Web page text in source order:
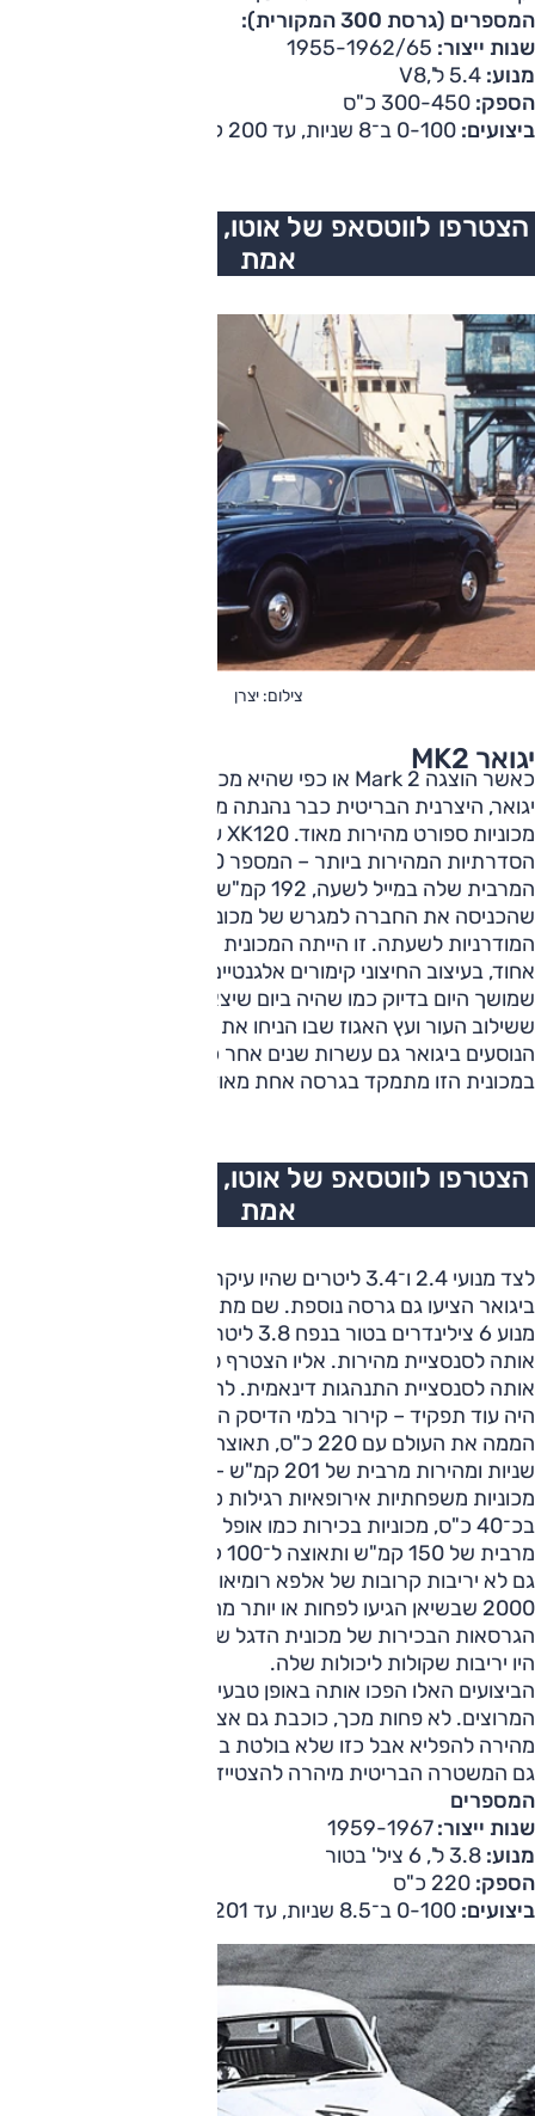
המספרים (גרסת 300 המקורית):
שנות ייצור:
מנוע: 5.4 ל',V8
הספק: 300-450 כ"ס
ביצועים: 0-100 ב־8 שניות, עד 200 קמ"ש
הצטרפו לווטסאפ של אוטו, כל העדכונים בזמן
אמת
צילום: יצרן
יגואר MK2
יגואר, היצרנית הבריטית כבר נהנתה ממוניטין מצוין כמי שבנתה
מכוניות ספורט מהירות מאוד. XK120 עדיין הייתה אחת המכוניות
שהכניסה את החברה למגרש של מכוניות היוקרה הספורטיביות
המודרניות לשעתה. זו הייתה המכונית הראשונה שלה במרכב
אחוד, בעיצוב החיצוני קימורים אלגנטיים ופרופורציות מושלמות,
שמושך היום בדיוק כמו שהיה ביום שיצאה לשוק. עם תא נוסעים
ששילוב העור ועץ האגוז שבו הניחו את היסודות למראה תאי
הנוסעים ביגואר גם עשרות שנים אחר כך. אבל העניין שלנו
במכונית הזו מתמקד בגרסה אחת מאוד מסוימת שלה.
הצטרפו לווטסאפ של אוטו, כל העדכונים בזמן
אמת
לצד מנועי 2.4 ו־3.4 ליטרים שהיו עיקר המכירות של המכונית,
ביגואר הציעו גם גרסה נוספת. שם מתחת למכסה המנוע היה
אותה לסנסציית מהירות. אליו הצטרף סרן אחורי מורחב שהפך
אותה לסנסציית התנהגות דינאמית. לחישורים האייקוניים שלה
שניות ומהירות מרבית של 201 קמ"ש – וכל אלה היו בעידן בו
מכוניות משפחתיות אירופאיות רגילות כמו פורד אנגליה הסתפקו
בכ־40 כ"ס, מכוניות בכירות כמו אופל קפיטן רשמו מהירות
מרבית של 150 קמ"ש ותאוצה ל־100 קמ"ש ב־16 שניות.
גם לא יריבות קרובות של אלפא רומיאו כמו ג'וליה, או ב.מ.וו
2000 שבשיאן הגיעו לפחות או יותר מחצית ההספק שלה, אפילו
היו יריבות שקולות ליכולות שלה.
הביצועים האלו הפכו אותה באופן טבעי לכוכבת על מסלול
המרוצים. לא פחות מכך, כוכבת גם אצל פושעים שרצו מכונית
מהירה להפליא אבל כזו שלא בולטת בהופעה שלה, וכפועל יוצא,
גם המשטרה הבריטית מיהרה להצטייד בכמה יחידות כאלו.
המספרים
שנות ייצור:1959-1967
מנוע: 3.8 ל', 6 ציל' בטור
הספק:
ביצועים: